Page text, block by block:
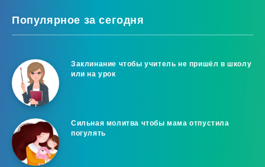
Популярное за сегодня
Заклинание чтобы учитель не пришёл в школу
или на урок
Сильная молитва чтобы мама отпустила
погулять